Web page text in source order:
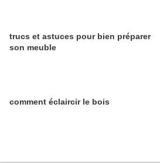
trucs et astuces pour bien préparer
son meuble
comment éclaircir le bois